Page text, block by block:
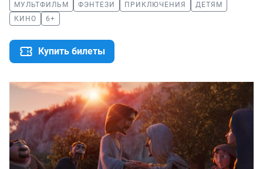
МУЛЬТФИЛЬМ ФЭНТЕЗИ ПРИКЛЮЧЕНИЯ
ДЕТЯМ
КИНО
6+
Купить билеты